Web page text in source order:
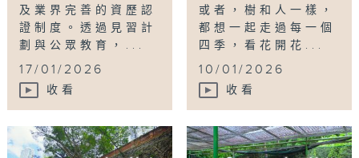
及業界完善的資歷認
證制度。透過見習計
劃與公眾教育，...
17/01/2026
收看
或者，樹和人一樣，
都想一起走過每一個
四季，看花開花...
10/01/2026
收看